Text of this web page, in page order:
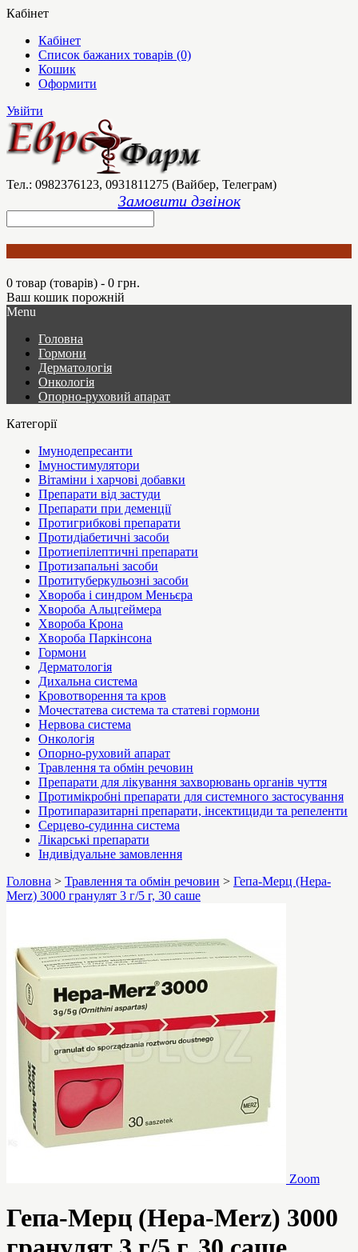
Кабінет
Кабінет
Список бажаних товарів (0)
Кошик
Оформити
Увійти
Тел.: 0982376123, 0931811275 (Вайбер, Телеграм)
Замовити дзвінок
0 товар (товарів) - 0 грн.
Ваш кошик порожній
Menu
Головна
Гормони
Дерматологія
Онкологія
Опорно-руховий апарат
Категорії
Імунодепресанти
Імуностимулятори
Вітаміни і харчові добавки
Препарати від застуди
Препарати при деменції
Протигрибкові препарати
Протидіабетичні засоби
Протиепілептичні препарати
Протизапальні засоби
Протитуберкульозні засоби
Хвороба і синдром Меньєра
Хвороба Альцгеймера
Хвороба Крона
Хвороба Паркінсона
Гормони
Дерматологія
Дихальна система
Кровотворення та кров
Мочестатева система та статеві гормони
Нервова система
Онкологія
Опорно-руховий апарат
Травлення та обмін речовин
Препарати для лікування захворювань органів чуття
Протимікробні препарати для системного застосування
Протипаразитарні препарати, інсектициди та репеленти
Серцево-судинна система
Лікарські препарати
Індивідуальне замовлення
Головна > Травлення та обмін речовин > Гепа-Мерц (Hepa-
Merz) 3000 гранулят 3 г/5 г, 30 саше
Zoom
Гепа-Мерц (Hepa-Merz) 3000